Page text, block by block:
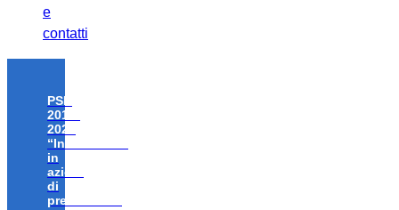
e
contatti
PSR
2014-
2020
“Investimenti
in
azioni
di
prevenzione